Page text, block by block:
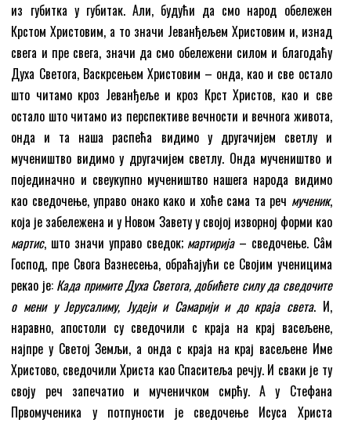
из губитка у губитак. Али, будући да смо народ обележен
Крстом Христовим, а то значи Јеванђељем Христовим и, изнад
свега и пре свега, значи да смо обележени силом и благодаћу
Духа Светога, Васкрсењем Христовим – онда, као и све остало
што читамо кроз Јеванђеље и кроз Крст Христов, као и све
остало што читамо из перспективе вечности и вечнога живота,
онда и та наша распећа видимо у другачијем светлу и
мучеништво видимо у другачијем светлу. Онда мучеништво и
појединачно и свеукупно мучеништво нашега народа видимо
као сведочење, управо онако како и хоће сама та реч мученик,
која је забележена и у Новом Завету у својој изворној форми као
мартис, што значи управо сведок; мартирија– сведочење. Сâм
Господ, пре Свога Вазнесења, обраћајући се Својим ученицима
рекао је: Када примите Духа Светога, добићете силу да сведочите
о мени у Јерусалиму, Јудеји и Самарији и до краја света. И,
наравно, апостоли су сведочили с краја на крај васељене,
најпре у Светој Земљи, а онда с краја на крај васељене Име
Христово, сведочили Христа као Спаситеља речју. И сваки је ту
своју реч запечатио и мученичком смрћу. А у Стефана
Првомученика у потпуности је сведочење Исуса Христа